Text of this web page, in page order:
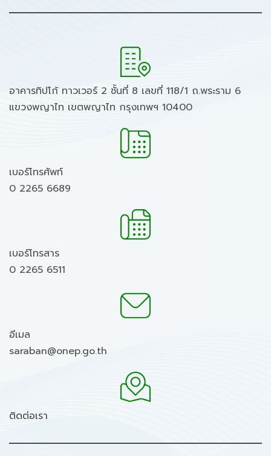
อาคารทิปโก้ ทาวเวอร์ 2 ชั้นที่ 8 เลขที่ 118/1 ถ.พระราม 6
แขวงพญาไท เขตพญาไท กรุงเทพฯ 10400
เบอร์โทรศัพท์
0 2265 6689
เบอร์โทรสาร
0 2265 6511
อีเมล
saraban@onep.go.th
ติดต่อเรา